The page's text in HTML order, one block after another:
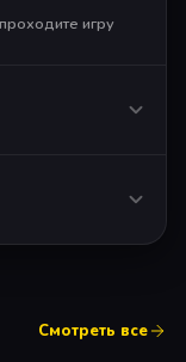
ситуациях. Он
совсем
игру
Смотреть все